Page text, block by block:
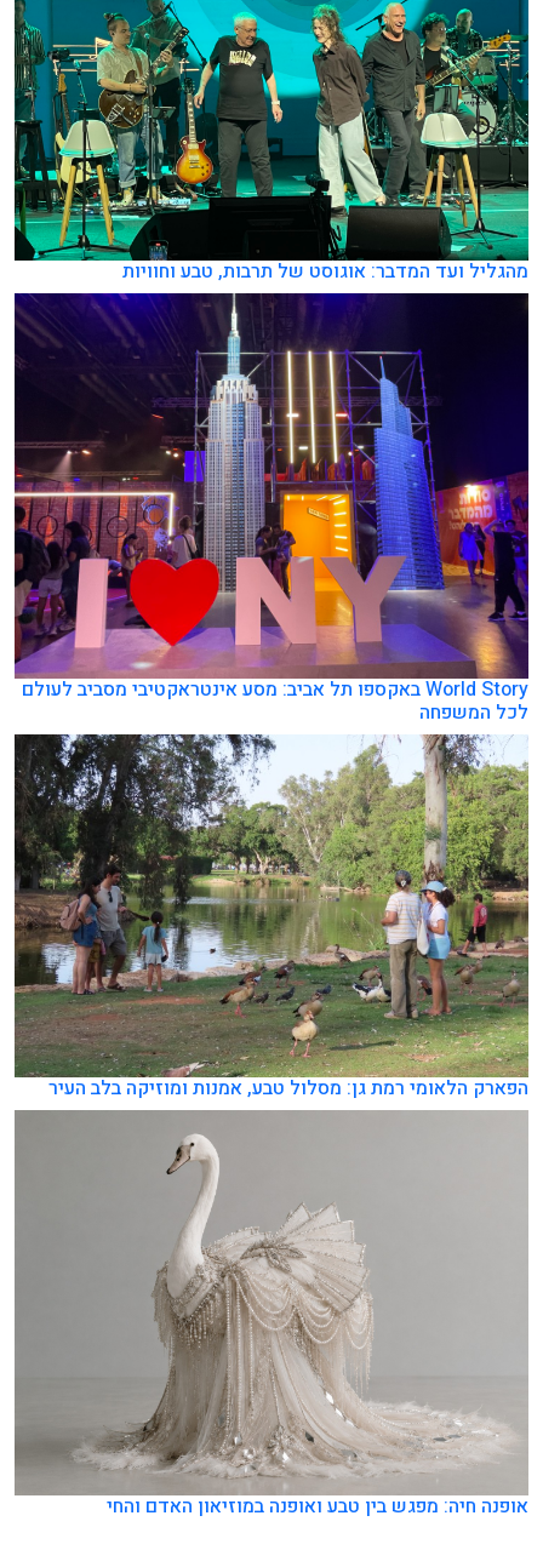
מהגליל ועד המדבר: אוגוסט של תרבות, טבע וחוויות
World Story באקספו תל אביב: מסע אינטראקטיבי מסביב לעולם
לכל המשפחה
הפארק הלאומי רמת גן: מסלול טבע, אמנות ומוזיקה בלב העיר
אופנה חיה: מפגש בין טבע ואופנה במוזיאון האדם והחי